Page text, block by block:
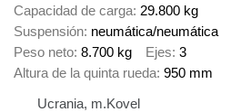
Capacidad de carga 29.800 kg
Suspensión neumática/neumática
Peso neto 8.700 kg Ejes 3
Altura de la quinta rueda 950 mm
Ucrania, m.Kovel